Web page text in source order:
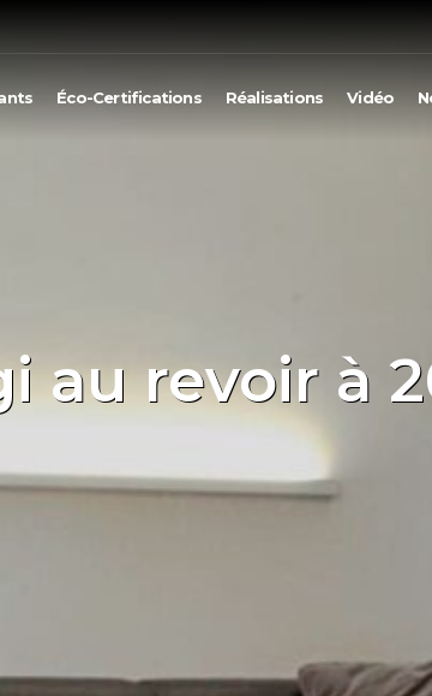
Éco-Certifications Réalisations Vidéo
au revoir à